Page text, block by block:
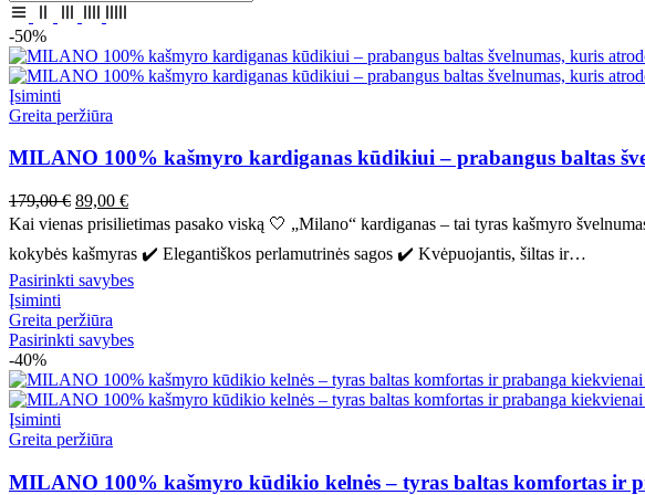
-50%
Įsiminti
Greita peržiūra
MILANO 100% kašmyro kardiganas kūdikiui – prabangus baltas
179,00€ Pradinė
kaina
buvo:
179,00 €.
89,00 €Dabartinė
kaina
89,00 €.
Kai vienas prisilietimas pasako viską 🤍 „Milano“ kardiganas – tai tyras kašmyro
kokybės kašmyras ✔️ Elegantiškos perlamutrinės sagos ✔️ Kvėpuojantis, šiltas ir…
Pasirinkti savybesŠis
kelis
Variantus
galite
Įsiminti
Greita peržiūra
Pasirinkti savybesŠis
turi
kelis
pasirinkti
-40%
Įsiminti
Greita peržiūra
MILANO 100% kašmyro kūdikio kelnės – tyras baltas komfortas ir